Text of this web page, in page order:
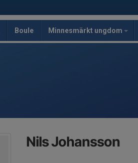
Boule Minnesmärkt ungdom
Nils Johansson